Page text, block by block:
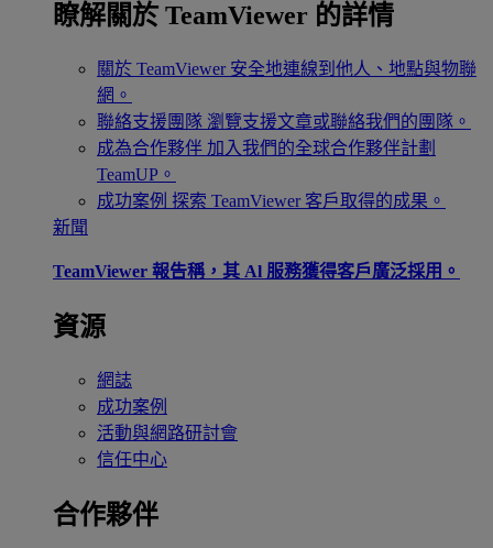
瞭解關於 TeamViewer 的詳情
關於 TeamViewer 安全地連線到他人、地點與物聯
網。
聯絡支援團隊 瀏覽支援文章或聯絡我們的團隊。
成為合作夥伴 加入我們的全球合作夥伴計劃
TeamUP。
成功案例 探索 TeamViewer 客戶取得的成果。
新聞
TeamViewer 報告稱，其 Al 服務獲得客戶廣泛採用。
資源
網誌
成功案例
活動與網路研討會
信任中心
合作夥伴